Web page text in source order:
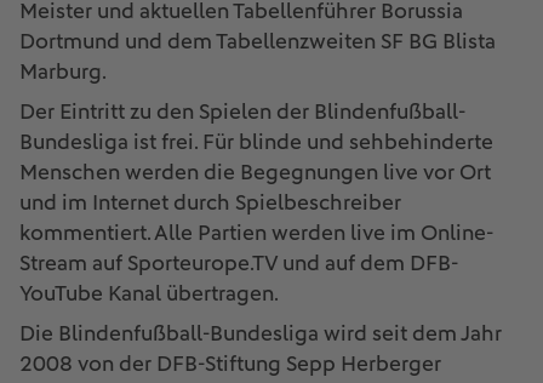
Meister und aktuellen Tabellenführer Borussia
Dortmund und dem Tabellenzweiten SF BG Blista
Marburg.
Der Eintritt zu den Spielen der Blindenfußball-
Bundesliga ist frei. Für blinde und sehbehinderte
Menschen werden die Begegnungen live vor Ort
und im Internet durch Spielbeschreiber
kommentiert. Alle Partien werden live im Online-
Stream auf Sporteurope.TV und auf dem DFB-
YouTube Kanal übertragen.
Die Blindenfußball-Bundesliga wird seit dem Jahr
2008 von der DFB-Stiftung Sepp Herberger